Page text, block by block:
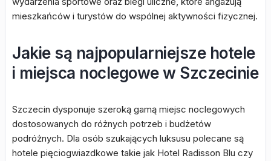
mieszkańców i turystów do wspólnej aktywności fizycznej.
Jakie są najpopularniejsze hotele
i miejsca noclegowe w Szczecinie
Szczecin dysponuje szeroką gamą miejsc noclegowych
dostosowanych do różnych potrzeb i budżetów
podróżnych. Dla osób szukających luksusu polecane są
hotele pięciogwiazdkowe takie jak Hotel Radisson Blu czy